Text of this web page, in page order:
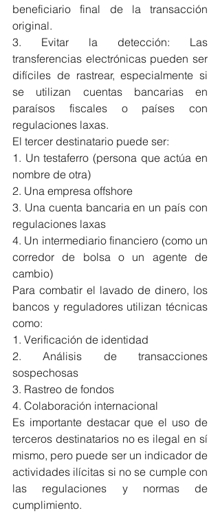
beneficiario final de la transacción
original.
3. Evitar la detección: Las
transferencias electrónicas pueden ser
difíciles de rastrear, especialmente si
se utilizan cuentas bancarias en
paraísos fiscales o países con
regulaciones laxas.
El tercer destinatario puede ser:
1. Un testaferro (persona que actúa en
nombre de otra)
2. Una empresa offshore
3. Una cuenta bancaria en un país con
regulaciones laxas
4. Un intermediario financiero (como un
corredor de bolsa o un agente de
cambio)
Para combatir el lavado de dinero, los
bancos y reguladores utilizan técnicas
como:
1. Verificación de identidad
2. Análisis de transacciones
sospechosas
3. Rastreo de fondos
4. Colaboración internacional
Es importante destacar que el uso de
terceros destinatarios no es ilegal en sí
mismo, pero puede ser un indicador de
actividades ilícitas si no se cumple con
las regulaciones y normas de
cumplimiento.